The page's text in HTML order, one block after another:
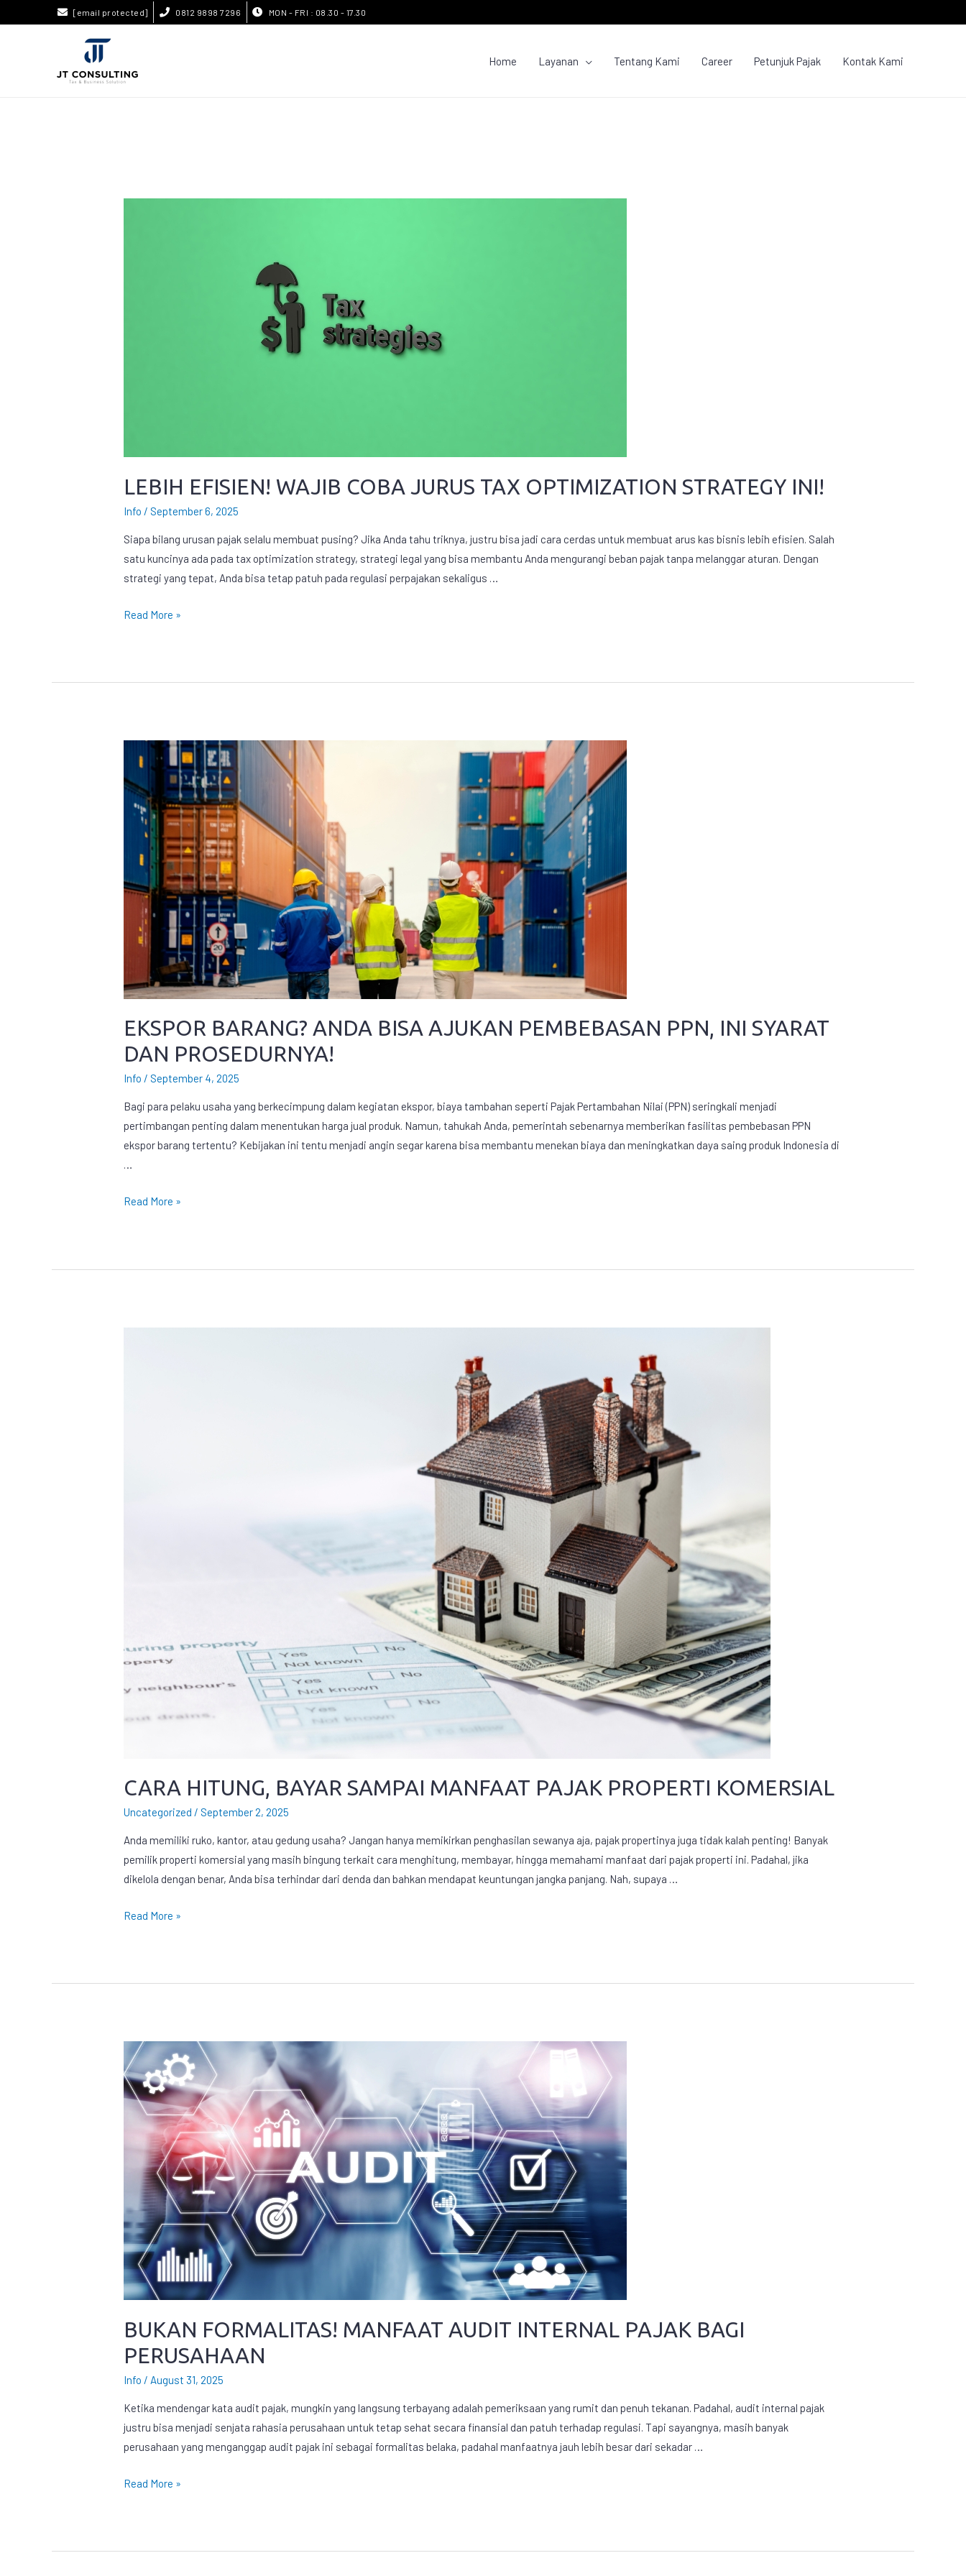
[email protected] 0812 9898 7296 MON - FRI : 08.30 - 17.30
Home Layanan Tentang Kami Career Petunjuk Pajak Kontak Kami
LEBIH EFISIEN! WAJIB COBA JURUS TAX OPTIMIZATION STRATEGY INI!
Info / September 6, 2025
Siapa bilang urusan pajak selalu membuat pusing? Jika Anda tahu triknya, justru bisa jadi cara cerdas untuk membuat arus kas bisnis lebih efisien. Salah
satu kuncinya ada pada tax optimization strategy, strategi legal yang bisa membantu Anda mengurangi beban pajak tanpa melanggar aturan. Dengan
strategi yang tepat, Anda bisa tetap patuh pada regulasi perpajakan sekaligus …
Read More »
EKSPOR BARANG? ANDA BISA AJUKAN PEMBEBASAN PPN, INI SYARAT
DAN PROSEDURNYA!
Info / September 4, 2025
Bagi para pelaku usaha yang berkecimpung dalam kegiatan ekspor, biaya tambahan seperti Pajak Pertambahan Nilai (PPN) seringkali menjadi
pertimbangan penting dalam menentukan harga jual produk. Namun, tahukah Anda, pemerintah sebenarnya memberikan fasilitas pembebasan PPN
ekspor barang tertentu? Kebijakan ini tentu menjadi angin segar karena bisa membantu menekan biaya dan meningkatkan daya saing produk Indonesia di
…
Read More »
CARA HITUNG, BAYAR SAMPAI MANFAAT PAJAK PROPERTI KOMERSIAL
Uncategorized / September 2, 2025
Anda memiliki ruko, kantor, atau gedung usaha? Jangan hanya memikirkan penghasilan sewanya aja, pajak propertinya juga tidak kalah penting! Banyak
pemilik properti komersial yang masih bingung terkait cara menghitung, membayar, hingga memahami manfaat dari pajak properti ini. Padahal, jika
dikelola dengan benar, Anda bisa terhindar dari denda dan bahkan mendapat keuntungan jangka panjang. Nah, supaya …
Read More »
BUKAN FORMALITAS! MANFAAT AUDIT INTERNAL PAJAK BAGI
PERUSAHAAN
Info / August 31, 2025
Ketika mendengar kata audit pajak, mungkin yang langsung terbayang adalah pemeriksaan yang rumit dan penuh tekanan. Padahal, audit internal pajak
justru bisa menjadi senjata rahasia perusahaan untuk tetap sehat secara finansial dan patuh terhadap regulasi. Tapi sayangnya, masih banyak
perusahaan yang menganggap audit pajak ini sebagai formalitas belaka, padahal manfaatnya jauh lebih besar dari sekadar …
Read More »